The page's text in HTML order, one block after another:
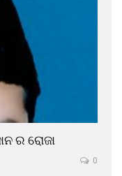
ର ରୋଜା
0